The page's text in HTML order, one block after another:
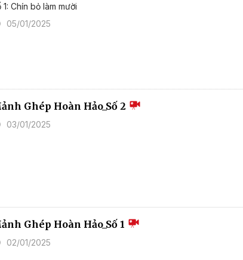
1: Chín bỏ làm mười
05/01/2025
Ghép Hoàn Hảo_Số 2
03/01/2025
Ghép Hoàn Hảo_Số 1
02/01/2025